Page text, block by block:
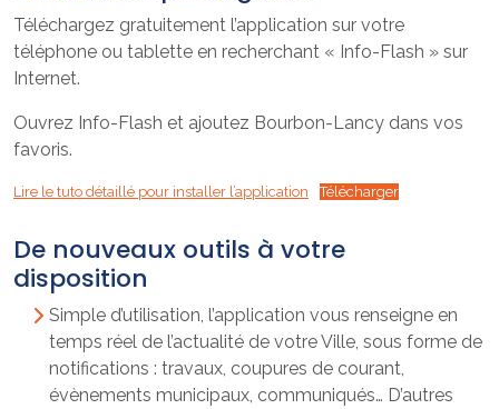
Téléchargez gratuitement l’application sur votre
téléphone ou tablette en recherchant « Info-Flash » sur
Internet.
Ouvrez Info-Flash et ajoutez Bourbon-Lancy dans vos
favoris.
Lire le tuto détaillé pour installer l’application Télécharger
De nouveaux outils à votre
disposition
Simple d’utilisation, l’application vous renseigne en
temps réel de l’actualité de votre Ville, sous forme de
notifications : travaux, coupures de courant,
évènements municipaux, communiqués… D’autres